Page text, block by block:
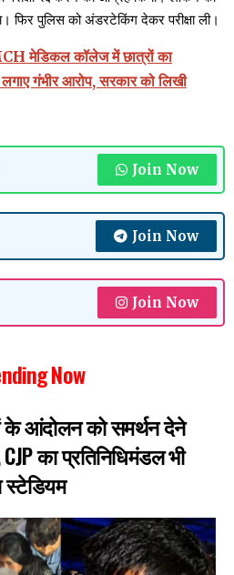
फिर पुलिस को अंडरटेकिंग देकर परीक्षा ली।
मेडिकल कॉलेज में छात्रों का
गंभीर आरोप, सरकार को लिखी
Join Now
Join Now
Join Now
Now
के आंदोलन को समर्थन देने
का प्रतिनिधिमंडल भी
स्टेडियम